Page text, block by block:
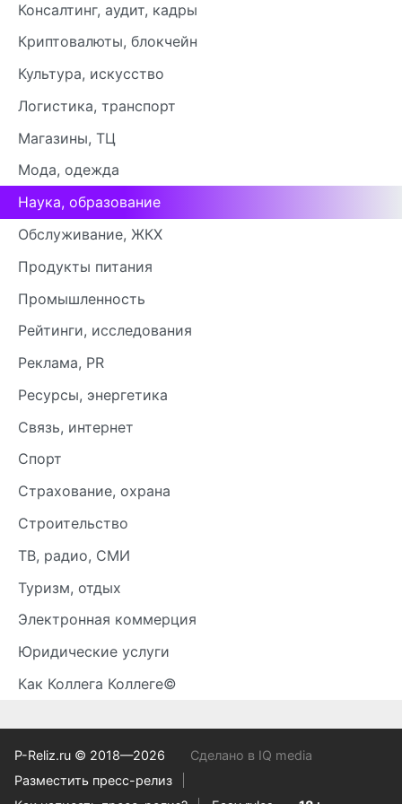
Консалтинг, аудит, кадры
Криптовалюты, блокчейн
Культура, искусство
Логистика, транспорт
Магазины, ТЦ
Мода, одежда
Наука, образование
Обслуживание, ЖКХ
Продукты питания
Промышленность
Рейтинги, исследования
Реклама, PR
Ресурсы, энергетика
Связь, интернет
Спорт
Страхование, охрана
Строительство
ТВ, радио, СМИ
Туризм, отдых
Электронная коммерция
Юридические услуги
Как Коллега Коллеге©
P-Reliz.ru © 2018—2026
Сделано в IQ media
Разместить пресс-релиз